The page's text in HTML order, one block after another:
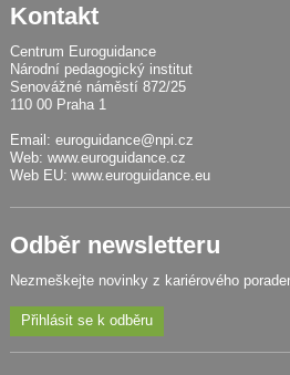
Kontakt
Centrum Euroguidance
Národní pedagogický institut
Senovážné náměstí 872/25
110 00 Praha 1
Email: euroguidance@npi.cz
Web: www.euroguidance.cz
Web EU: www.euroguidance.eu
Odběr newsletteru
Nezmeškejte novinky z kariérového
Přihlásit se k odběru